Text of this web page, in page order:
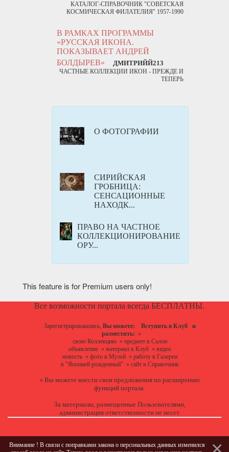
КАТАЛОГ-СПРАВОЧНИК "СОВЕТСКАЯ
КОСМИЧЕСКАЯ ФИЛАТЕЛИЯ" 1957-1990
В РАМКАХ ПРОГРАММЫ
«РУССКАЯ ИКОНА.
ПОКАЗЫВАЕТ АНДРЕЙ
БОЛДЫРЕВ»
ДМИТРИЙЙ213
ЧАСТНЫЕ КОЛЛЕКЦИИ ИКОН - ПРЕЖДЕ И
ТЕПЕРЬ
О ФОТОГРАФИИ
СИРИЙСКАЯ
ГРОБНИЦА:
СЕНСАЦИОННЫЕ
НАХОДК...
ПРАВО НА ЧАСТНОЕ
КОЛЛЕКЦИОНИРОВАНИЕ
ОРУ...
This feature is for Premium users only!
Все возможности портала всегда БЕСПЛАТНЫ.
Зарегистрировавшись, Вы можете: Вступить в Клуб
и
разместить: »
свою Коллекцию» предмет в Салон
объявление» материал в Клуб» видео
новость» фото в Музей» работу в Галереи
в "Японией рожденный" » сайт в Справочник
» Вы можете внести свои предложенияпо расширению
функций портала.
За материалы, размещенные Пользователями,
администрация ответственности не несет.
Внимание ! В связи с поправками закона о персональных данных изменился